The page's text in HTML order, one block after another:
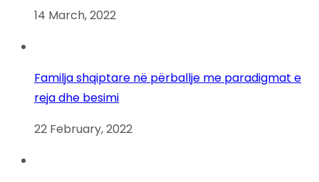
14 March, 2022
Familja shqiptare në përballje me paradigmat e
reja dhe besimi
22 February, 2022